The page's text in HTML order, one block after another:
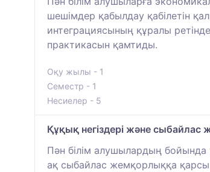
шешімдер қабылдау қабілетін
интеграциясының құралы
практикасын қамтиды.
Оқу жылы - 1
Семестр - 1
Несиелер - 5
Құқық негіздері және
Пән білім алушылардың бойында
ақ сыбайлас жемқорлыққа